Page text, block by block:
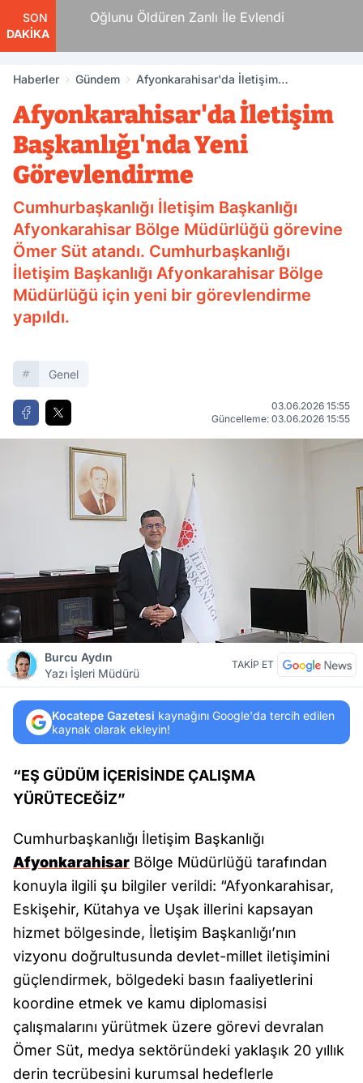
SON
DAKİKA
Oğlunu Öldüren Zanlı İle Evlendi
Haberler Gündem
Afyonkarahisar'da İletişim
Afyonkarahisar'da İletişim
Başkanlığı'nda Yeni
Görevlendirme
Cumhurbaşkanlığı İletişim Başkanlığı
Afyonkarahisar Bölge Müdürlüğü görevine
Ömer Süt atandı. Cumhurbaşkanlığı
İletişim Başkanlığı Afyonkarahisar Bölge
Müdürlüğü için yeni bir görevlendirme
yapıldı.
Genel
03.06.2026 15:55
Güncelleme: 03.06.2026 15:55
Burcu Aydın
Yazı İşleri Müdürü
TAKİP ET
Kocatepe Gazetesi kaynağını Google'da tercih edilen
kaynak olarak ekleyin!
“EŞ GÜDÜM İÇERİSİNDE ÇALIŞMA
YÜRÜTECEĞİZ”
Cumhurbaşkanlığı İletişim Başkanlığı
Afyonkarahisar Bölge Müdürlüğü tarafından
konuyla ilgili şu bilgiler verildi: “Afyonkarahisar,
Eskişehir, Kütahya ve Uşak illerini kapsayan
hizmet bölgesinde, İletişim Başkanlığı’nın
vizyonu doğrultusunda devlet-millet iletişimini
güçlendirmek, bölgedeki basın faaliyetlerini
koordine etmek ve kamu diplomasisi
çalışmalarını yürütmek üzere görevi devralan
Ömer Süt, medya sektöründeki yaklaşık 20 yıllık
derin tecrübesini kurumsal hedeflerle